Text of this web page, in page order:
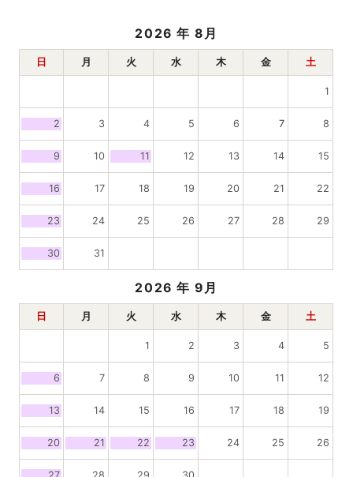
2026 年 8月
日 月 火 水 木 金 土
1
2 3 4 5 6 7 8
9 10 11 12 13 14 15
16 17 18 19 20 21 22
23 24 25 26 27 28 29
30 31
2026 年 9月
日 月 火 水 木 金 土
1 2 3 4 5
6 7 8 9 10 11 12
13 14 15 16 17 18 19
20 21 22 23 24 25 26